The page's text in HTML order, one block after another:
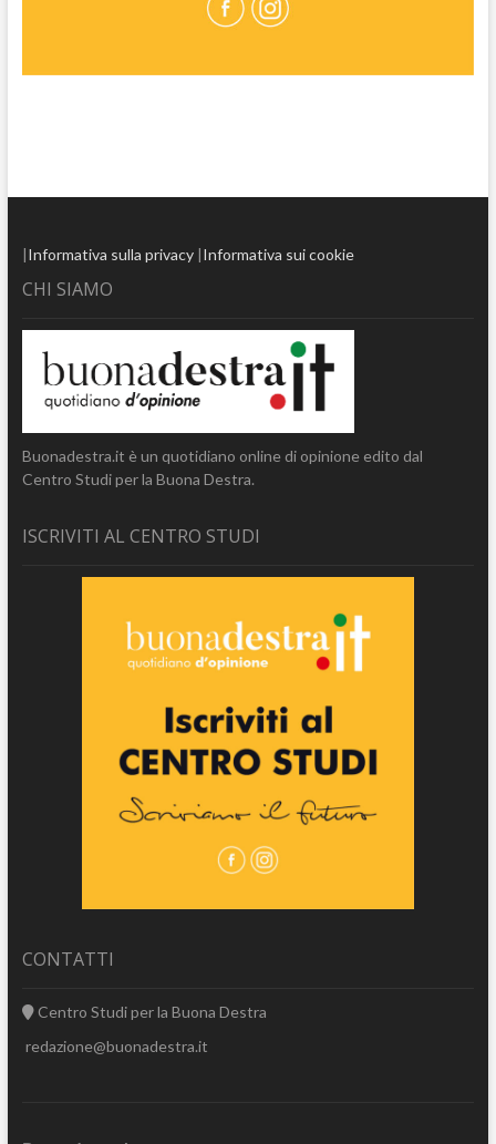
|Informativa sulla privacy|Informativa sui cookie
CHI SIAMO
Buonadestra.it è un quotidiano online di opinione edito dal
Centro Studi per la Buona Destra.
ISCRIVITI AL CENTRO STUDI
CONTATTI
Centro Studi per la Buona Destra
redazione@buonadestra.it